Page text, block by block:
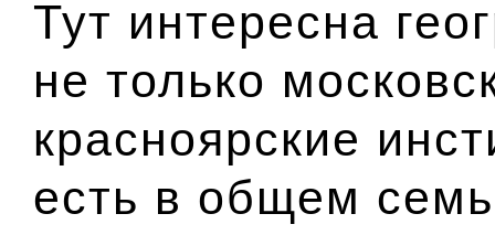
Тут интересна
не только
красноярские
есть в общем